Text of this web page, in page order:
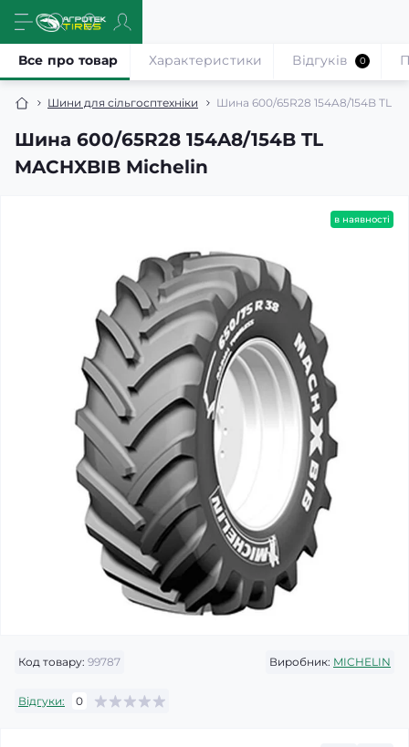
Шини для сільгосптехніки Шина 600/65R28 154A8/154B TL
Шина 600/65R28 154A8/154B TL
MACHXBIB Michelin
Все про товар Характеристики Відгуків 0
в наявності
Код товару: 99787 Виробник: MICHELIN
Відгуки: 0